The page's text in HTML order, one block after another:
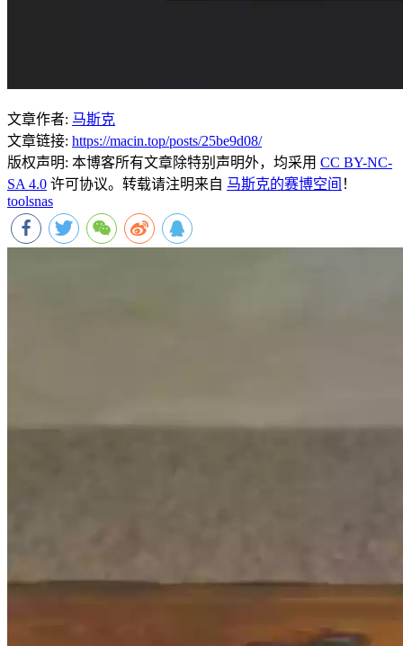
文章作者: 马斯克
文章链接: https://macin.top/posts/25be9d08/
版权声明: 本博客所有文章除特别声明外，均采用 CC BY-NC-
SA 4.0 许可协议。转载请注明来自 马斯克的赛博空间 ！
toolsnas